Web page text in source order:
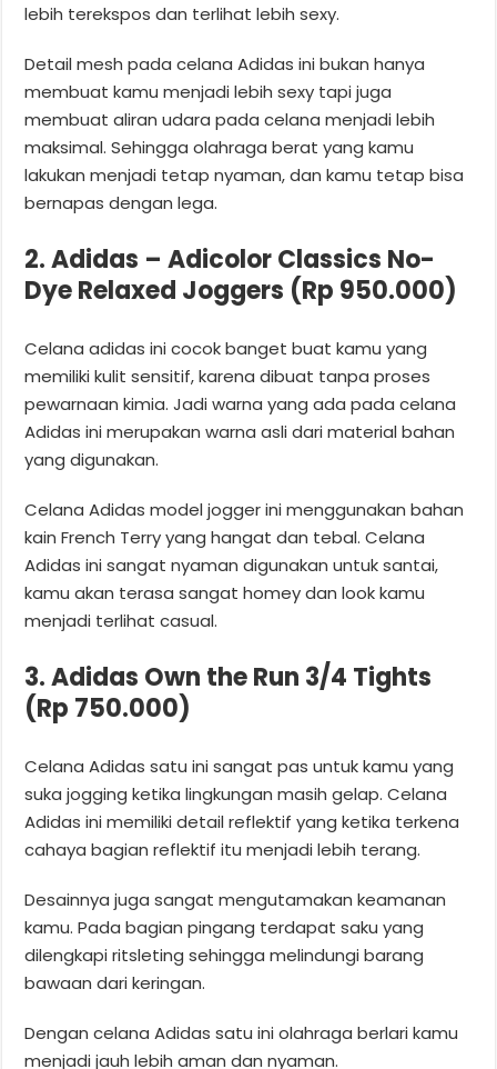
lebih terekspos dan terlihat lebih sexy.
Detail mesh pada celana Adidas ini bukan hanya
membuat kamu menjadi lebih sexy tapi juga
membuat aliran udara pada celana menjadi lebih
maksimal. Sehingga olahraga berat yang kamu
lakukan menjadi tetap nyaman, dan kamu tetap bisa
bernapas dengan lega.
2. Adidas – Adicolor Classics No-
Dye Relaxed Joggers (Rp 950.000)
Celana adidas ini cocok banget buat kamu yang
memiliki kulit sensitif, karena dibuat tanpa proses
pewarnaan kimia. Jadi warna yang ada pada celana
Adidas ini merupakan warna asli dari material bahan
yang digunakan.
Celana Adidas model jogger ini menggunakan bahan
kain French Terry yang hangat dan tebal. Celana
Adidas ini sangat nyaman digunakan untuk santai,
kamu akan terasa sangat homey dan look kamu
menjadi terlihat casual.
3. Adidas Own the Run 3/4 Tights
(Rp 750.000)
Celana Adidas satu ini sangat pas untuk kamu yang
suka jogging ketika lingkungan masih gelap. Celana
Adidas ini memiliki detail reflektif yang ketika terkena
cahaya bagian reflektif itu menjadi lebih terang.
Desainnya juga sangat mengutamakan keamanan
kamu. Pada bagian pingang terdapat saku yang
dilengkapi ritsleting sehingga melindungi barang
bawaan dari keringan.
Dengan celana Adidas satu ini olahraga berlari kamu
menjadi jauh lebih aman dan nyaman.